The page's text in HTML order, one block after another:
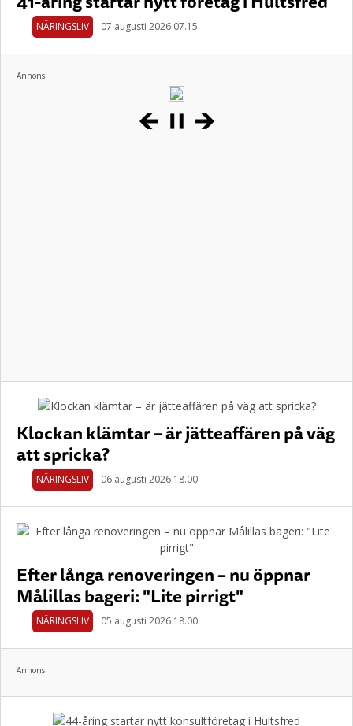
NÄRINGSLIV 07 augusti 2026 07.15
Annons:
Klockan klämtar – är jätteaffären på väg
att spricka?
NÄRINGSLIV 06 augusti 2026 18.00
Efter långa renoveringen – nu öppnar
Målillas bageri: "Lite pirrigt"
NÄRINGSLIV 05 augusti 2026 18.00
Annons: